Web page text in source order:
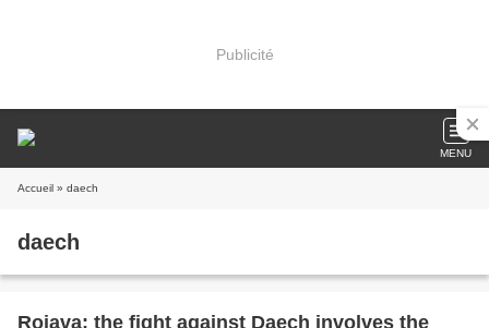
Publicité
MENU
Accueil » daech
daech
Rojava: the fight against Daech involves the